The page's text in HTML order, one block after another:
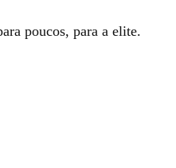
poucos, para a elite.